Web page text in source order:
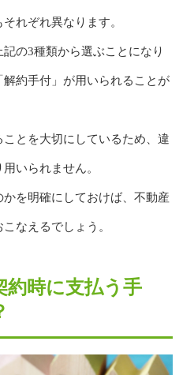
れぞれ異なります。
の3種類から選ぶことになり
約手付」が用いられることが
とを大切にしているため、違
いられません。
を明確にしておけば、不動産
なえるでしょう。
約時に支払う手